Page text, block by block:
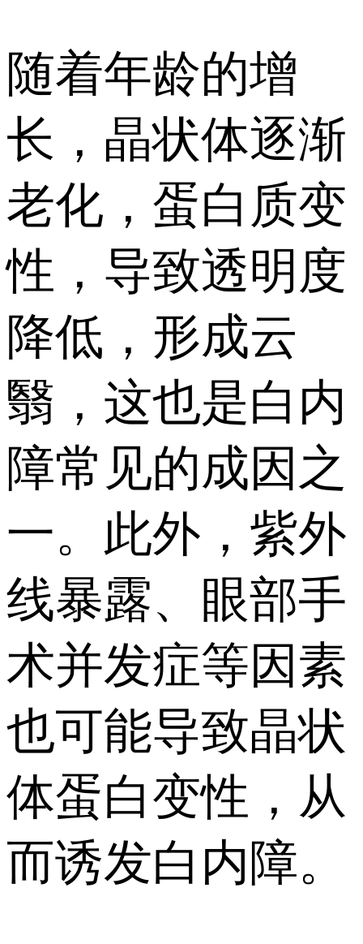
随着年龄的增
长，晶状体逐渐
老化，蛋白质变
性，导致透明度
降低，形成云
翳，这也是白内
障常见的成因之
一。此外，紫外
线暴露、眼部手
术并发症等因素
也可能导致晶状
体蛋白变性，从
而诱发白内障。